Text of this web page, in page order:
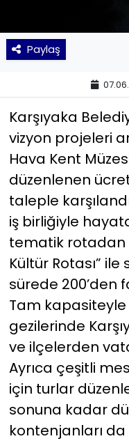
Paylaş
Karşıyaka
vizyon projeleri
Hava Kent
düzenlenen
taleple
iş birliğiyle
tematik rotadan
Kültür Rotası”
sürede 200’den
Tam
gezilerinde
ve ilçelerden
Ayrıca çeşitli
için turlar
sonuna kadar
kontenjanları
Yaşam
YEREL
YEREL
Yurt